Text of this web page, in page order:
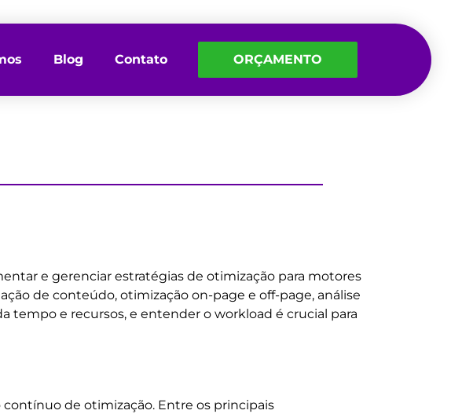
Blog Contato ORÇAMENTO
e gerenciar estratégias de otimização para motores
de conteúdo, otimização on-page e off-page, análise
tempo e recursos, e entender o workload é crucial para
de otimização. Entre os principais